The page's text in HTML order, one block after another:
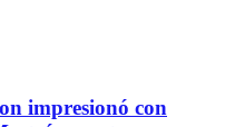
impresionó con